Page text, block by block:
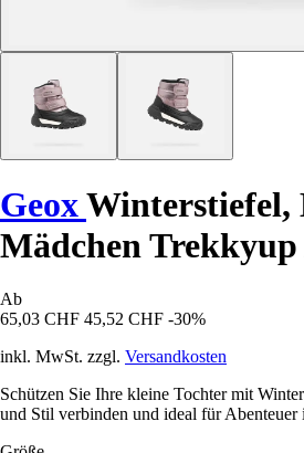
GeoxWinterstiefel,
Mädchen
Ab
65,03 CHF 45,52 CHF -30%
inkl. MwSt. zzgl. Versandkosten
Schützen Sie Ihre kleine Tochter mit
und Stil verbinden und ideal für Abenteuer